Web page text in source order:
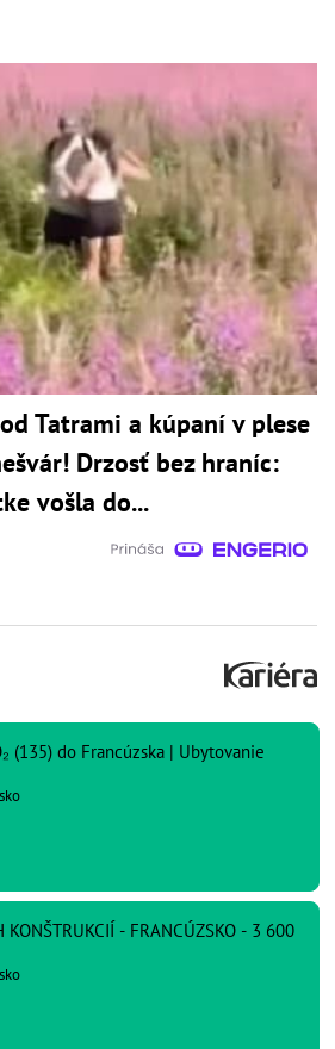
Tatrami a kúpaní v plese
Drzosť bez hraníc:
vošla do...
(135) do Francúzska | Ubytovanie
KONŠTRUKCIÍ - FRANCÚZSKO - 3 600